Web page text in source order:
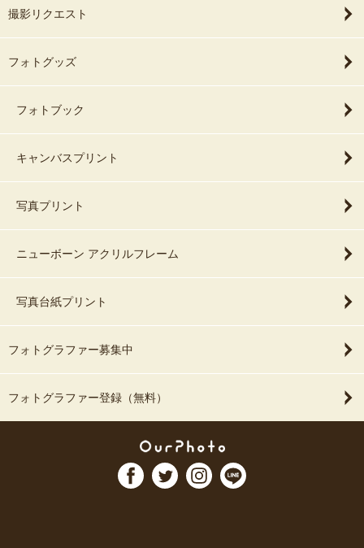
撮影リクエスト
フォトグッズ
フォトブック
キャンバスプリント
写真プリント
ニューボーン アクリルフレーム
写真台紙プリント
フォトグラファー募集中
フォトグラファー登録（無料）